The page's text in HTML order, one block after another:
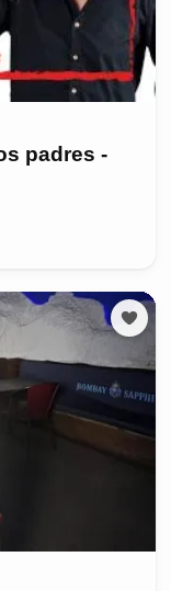
padres -